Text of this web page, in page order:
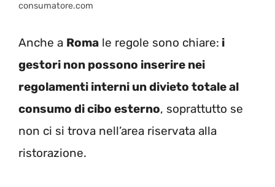
consumatore.com
Anche a Roma le regole sono chiare: i
gestori non possono inserire nei
regolamenti interni un divieto totale al
consumo di cibo esterno, soprattutto se
non ci si trova nell’area riservata alla
ristorazione.